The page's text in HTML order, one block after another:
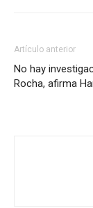
Artículo anterior
No hay
Rocha, afirma